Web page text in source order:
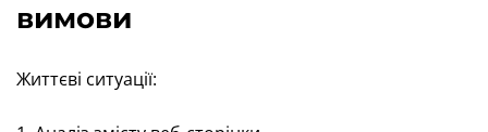
вимови
Життєві ситуації: